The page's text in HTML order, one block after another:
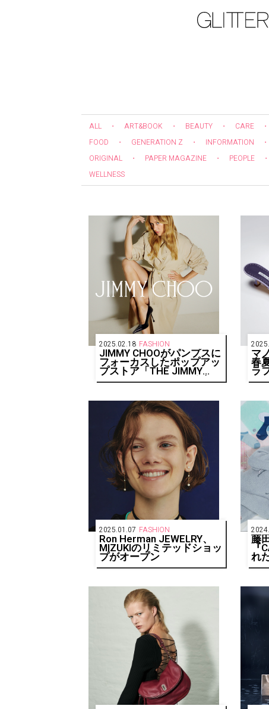
ALL ・ ART&BOOK ・ BEAUTY ・ CARE ・
FOOD
・ GENERATION Z ・ INFORMATION ・
ORIGINAL
・ PAPER MAGAZINE ・ PEOPLE ・
WELLNESS
2025.02.18 FASHION
JIMMY CHOOがパンプスに
フォーカスしたポップアッ
プストア「THE JIMMY
CHOO DROP HEEL」を伊
マ
春
ラ
2025.01.07 FASHION
Ron Herman JEWELRY、
MIZUKIのリミテッドショッ
プがオープン
藤
『
れ
ド
ロ
ッ